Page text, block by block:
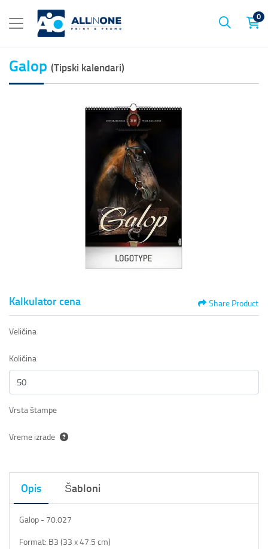
0
Galop (Tipski kalendari)
Kalkulator cena Share Product
Veličina
Količina
Vrsta štampe
Vreme izrade
Opis Šabloni
Galop - 70.027
Format: B3 (33 x 47.5 cm)